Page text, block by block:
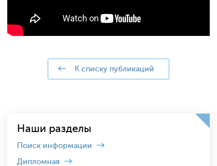
к списку публикаций
Наши разделы
Поиск информации
Дипломная